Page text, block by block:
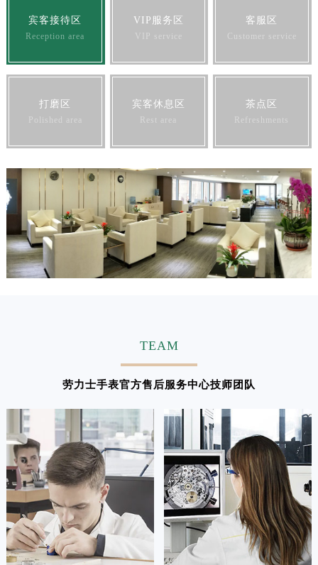
宾客接待区
Reception area
VIP服务区
VIP service
客服区
Customer service
打磨区
Polished area
宾客休息区
Rest area
茶点区
Refreshments
TEAM
劳力士手表官方售后服务中心技师团队